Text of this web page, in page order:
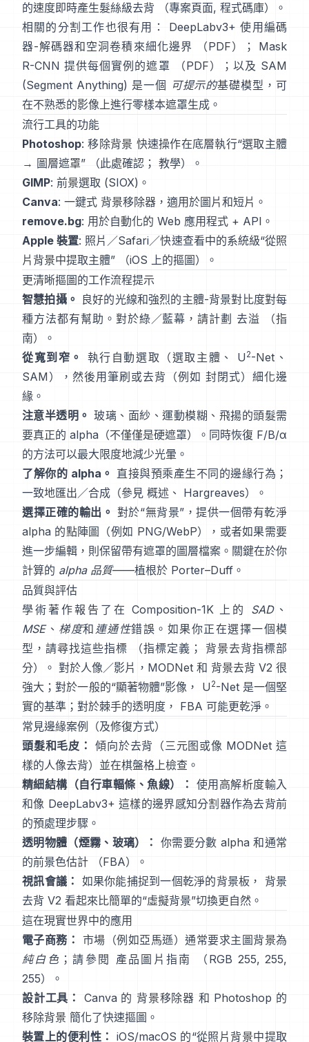
的速度即時產生髮絲級去背
（專案頁面, 程式碼庫）。
相關的分割工作也很有用：
DeepLabv3+ 使用編碼
器-解碼器和空洞卷積來細化邊界
（PDF）；
Mask
R-CNN 提供每個實例的遮罩 （PDF）；以及 SAM
(Segment Anything) 是一個 可提示的基礎模型，可
在不熟悉的影像上進行零樣本遮罩生成。
流行工具的功能
Photoshop:移除背景 快速操作在底層執行“選取主體
→ 圖層遮罩”
（此處確認 ； 教學）。
GIMP: 前景選取 (SIOX)。
Canva: 一鍵式 背景移除器 ，適用於圖片和短片。
remove.bg: 用於自動化的 Web 應用程式 + API 。
Apple 裝置: 照片／Safari／快速查看中的系統級“從照
片背景中提取主體” （iOS 上的摳圖）。
更清晰摳圖的工作流程提示
智慧拍攝。 良好的光線和強烈的主體-背景對比度對每
種方法都有幫助。對於綠／藍幕，請計劃 去溢 （指
南）。
從寬到窄。
執行自動選取（選取主體、 U 2-Net 、
SAM），然後用筆刷或去背（例如 封閉式）細化邊
緣。
注意半透明。 玻璃、面紗、運動模糊、飛揚的頭髮需
要真正的 alpha（不僅僅是硬遮罩）。同時恢復 F/B/α
的方法可以最大限度地減少光暈。
了解你的 alpha。 直接與預乘產生不同的邊緣行為；
一致地匯出／合成（參見 概述 、 Hargreaves）。
選擇正確的輸出。 對於“無背景”，提供一個帶有乾淨
alpha 的點陣圖（例如 PNG/WebP），或者如果需要
進一步編輯，則保留帶有遮罩的圖層檔案。關鍵在於你
計算的 alpha 品質——植根於 Porter–Duff 。
品質與評估
學術著作報告了在Composition-1K 上的 SAD、
MSE、 梯度和 連通性錯誤。如果你正在選擇一個模
型，請尋找這些指標
（指標定義 ；
背景去背指標部
分）。 對於人像／影片， MODNet和 背景去背 V2 很
強大；對於一般的“顯著物體”影像，
U 2-Net是一個堅
實的基準；對於棘手的透明度， FBA 可能更乾淨。
常見邊緣案例（及修復方式）
頭髮和毛皮： 傾向於去背（三元图或像 MODNet 這
樣的人像去背）並在棋盤格上檢查。
精細結構（自行車輻條、魚線）： 使用高解析度輸入
和像 DeepLabv3+ 這樣的邊界感知分割器作為去背前
的預處理步驟。
透明物體（煙霧、玻璃）： 你需要分數 alpha 和通常
的前景色估計
（FBA）。
視訊會議： 如果你能捕捉到一個乾淨的背景板，
背景
去背 V2 看起來比簡單的“虛擬背景”切換更自然。
這在現實世界中的應用
電子商務： 市場（例如亞馬遜）通常要求主圖背景為
純白色 ；請參閱 產品圖片指南
（RGB 255, 255,
255）。
設計工具：
Canva 的 背景移除器 和 Photoshop 的
移除背景 簡化了快速摳圖。
裝置上的便利性： iOS/macOS 的“從照片背景中提取